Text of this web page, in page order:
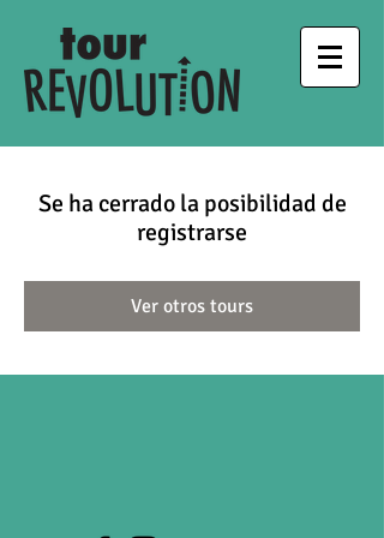
Se ha cerrado la posibilidad de
registrarse
Ver otros tours